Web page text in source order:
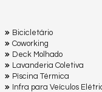
Bicicletário
Coworking
Deck Molhado
Lavanderia Coletiva
Pìscina Térmica
Infra para Veículos